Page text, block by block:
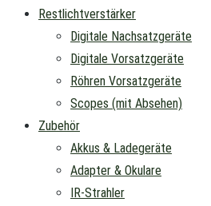
Restlichtverstärker
Digitale Nachsatzgeräte
Digitale Vorsatzgeräte
Röhren Vorsatzgeräte
Scopes (mit Absehen)
Zubehör
Akkus & Ladegeräte
Adapter & Okulare
IR-Strahler